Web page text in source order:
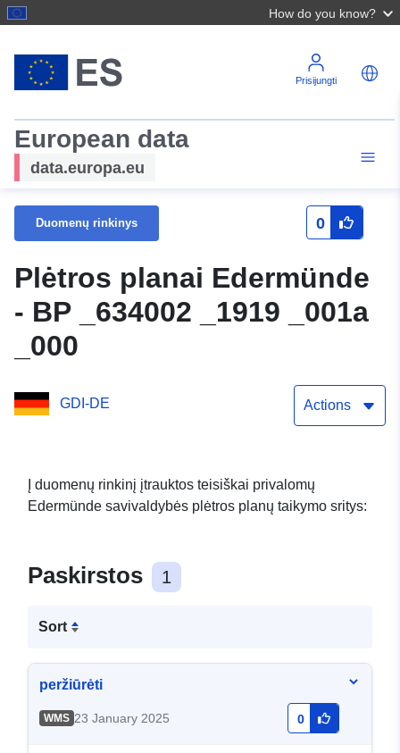
How do you know?
Prisijungti
European data
data.europa.eu
Duomenų rinkinys 0
Plėtros planai Edermünde
- BP _634002 _1919 _001a
_000
GDI-DE Actions
Į duomenų rinkinį įtrauktos teisiškai privalomų
Edermünde savivaldybės plėtros planų taikymo sritys:
Paskirstos 1
Sort
peržiūrėti
WMS 23 January 2025 0